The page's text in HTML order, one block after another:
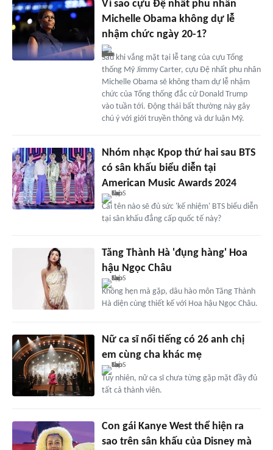
Vì sao cựu Đệ nhất phu nhân
Michelle Obama không dự lễ
nhậm chức ngày 20-1?
Sau khi vắng mặt tại lễ tang của cựu Tổng
thống Mỹ Jimmy Carter, cựu Đệ nhất phu nhân
Michelle Obama sẽ không tham dự lễ nhậm
chức của Tổng thống đắc cử Donald Trump
vào tuần tới. Động thái bất thường này gây
chú ý với giới truyền thông và dư luận Mỹ.
Nhóm nhạc Kpop thứ hai sau BTS
có sân khấu biểu diễn tại
American Music Awards 2024
Cái tên nào sẽ đủ sức 'kế nhiệm' BTS biểu diễn
tại sân khấu đẳng cấp quốc tế này?
Tăng Thành Hà 'đụng hàng' Hoa
hậu Ngọc Châu
Không hẹn mà gặp, dâu hào môn Tăng Thành
Hà diện cùng thiết kế với Hoa hậu Ngọc Châu.
Nữ ca sĩ nổi tiếng có 26 anh chị
em cùng cha khác mẹ
Tuy nhiên, nữ ca sĩ chưa từng gặp mặt đầy đủ
tất cả thành viên.
Con gái Kanye West thể hiện ra
sao trên sân khấu của Disney mà